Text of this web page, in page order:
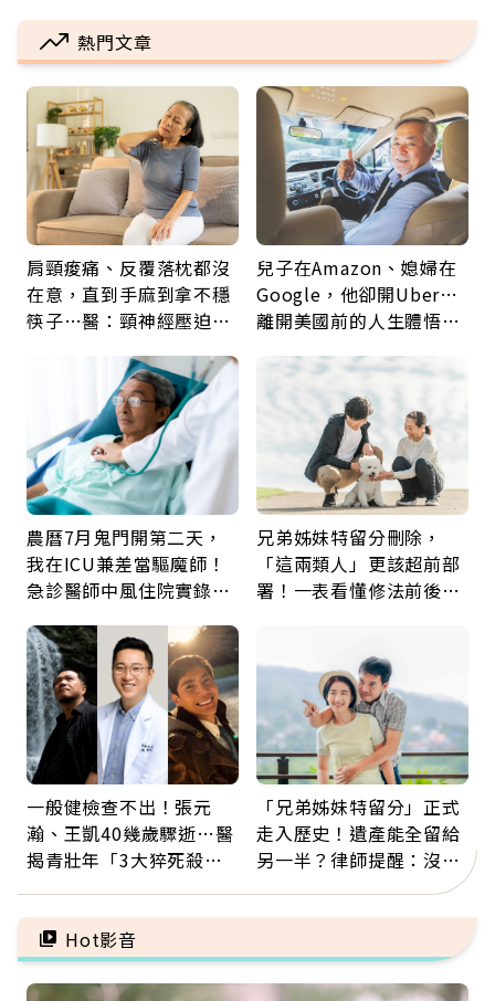
熱門文章
肩頸痠痛、反覆落枕都沒
在意，直到手麻到拿不穩
筷子…醫：頸神經壓迫上
兒子在Amazon、媳婦在
Google，他卻開Uber…
離開美國前的人生體悟：
農曆7月鬼門開第二天，
我在ICU兼差當驅魔師！
急診醫師中風住院實錄：
兄弟姊妹特留分刪除，
「這兩類人」更該超前部
署！一表看懂修法前後差
一般健檢查不出！張元
瀚、王凱40幾歲驟逝…醫
揭青壯年「3大猝死殺
雷
「兄弟姊妹特留分」正式
走入歷史！遺產能全留給
另一半？律師提醒：沒做
Hot影音